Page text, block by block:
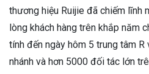
thương hiệu Ruijie đã chiếm lĩnh
lòng khách hàng trên khắp năm
tính đến ngày hôm 5 trung tâm R
nhánh và hơn 5000 đối tác lớn